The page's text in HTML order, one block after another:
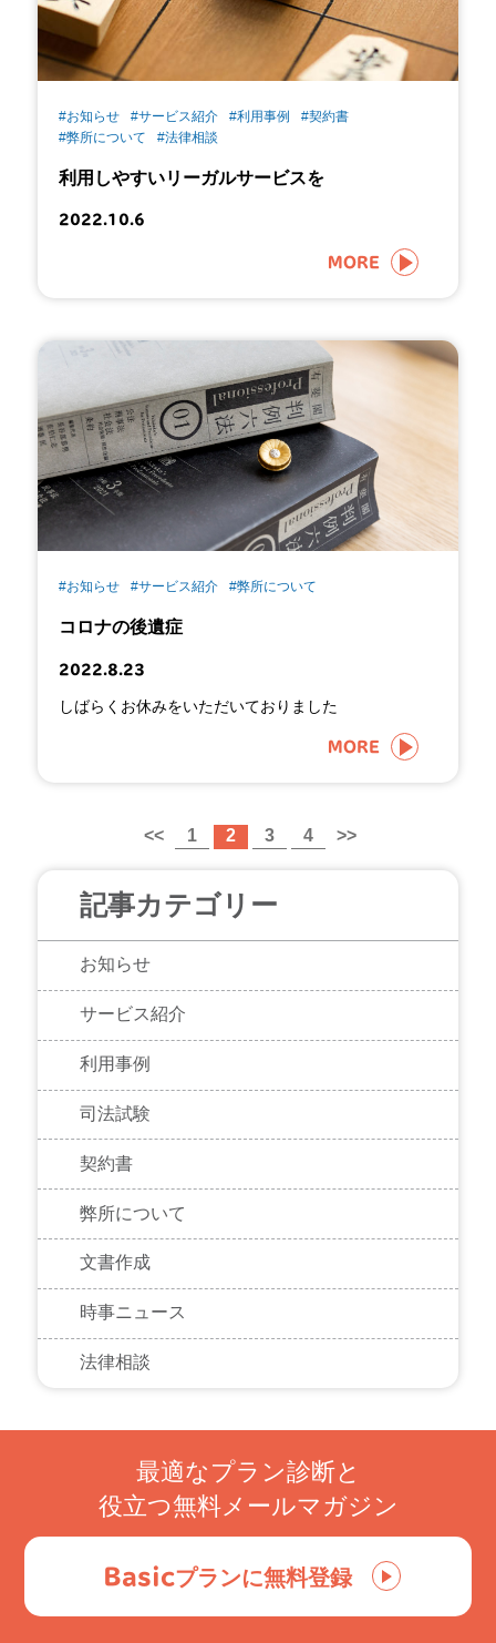
#お知らせ #サービス紹介 #利用事例
#契約書
#弊所について
#法律相談
利用しやすいリーガルサービスを
2022.10.6
MORE
#お知らせ #サービス紹介 #弊所について
コロナの後遺症
2022.8.23
しばらくお休みをいただいておりました
MORE
<< 1 2 3 4 >>
記事カテゴリー
お知らせ
サービス紹介
利用事例
司法試験
契約書
弊所について
文書作成
時事ニュース
法律相談
最適なプラン診断と
役立つ無料メールマガジン
Basicプランに無料登録